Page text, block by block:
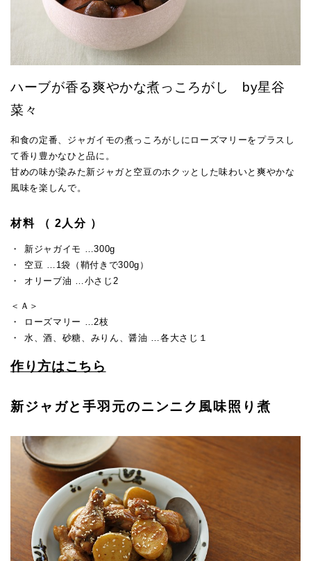
ハーブが香る爽やかな煮っころがし by星谷
菜々
和食の定番、ジャガイモの煮っころがしにローズマリーをプラスし
て香り豊かなひと品に。
甘めの味が染みた新ジャガと空豆のホクッとした味わいと爽やかな
風味を楽しんで。
材料 （ 2人分 ）
新ジャガイモ …300g
空豆 …1袋（鞘付きで300g）
オリーブ油 …小さじ2
＜Ａ＞
ローズマリー …2枝
水、酒、砂糖、みりん、醤油 …各大さじ１
作り方はこちら
新ジャガと手羽元のニンニク風味照り煮